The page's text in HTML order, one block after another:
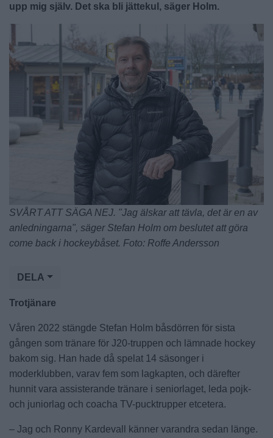
upp mig själv. Det ska bli jättekul, säger Holm.
SVÅRT ATT SÄGA NEJ. "Jag älskar att tävla, det är en av
anledningarna", säger Stefan Holm om beslutet att göra
come back i hockeybåset. Foto: Roffe Andersson
DELA
Trotjänare
Våren 2022 stängde Stefan Holm båsdörren för sista
gången som tränare för J20-truppen och lämnade hockey
bakom sig. Han hade då spelat 14 säsonger i
moderklubben, varav fem som lagkapten, och därefter
hunnit vara assisterande tränare i seniorlaget, leda pojk-
och juniorlag och coacha TV-pucktrupper etcetera.
– Jag och Ronny Kardevall känner varandra sedan länge.